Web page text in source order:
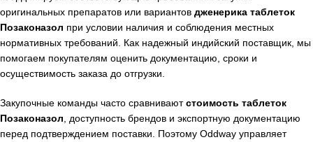
оригинальных препаратов или вариантов дженерика таблеток
Позаконазол при условии наличия и соблюдения местных
нормативных требований. Как надежный индийский поставщик, мы
помогаем покупателям оценить документацию, сроки и
осуществимость заказа до отгрузки.
Закупочные команды часто сравниваютстоимость таблеток
Позаконазол , доступность брендов и экспортную документацию
перед подтверждением поставки. Поэтому Oddway управляет